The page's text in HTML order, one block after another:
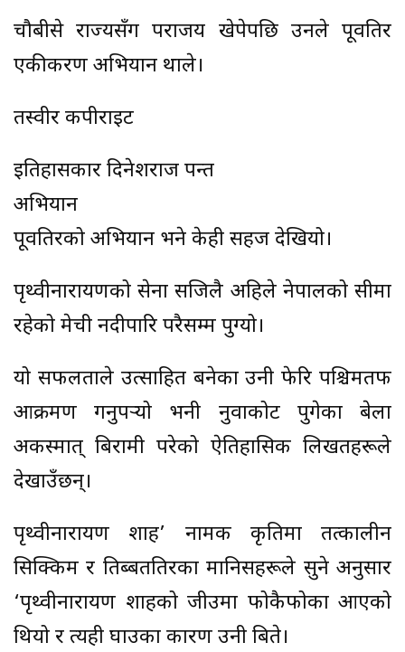
चौबीसे राज्यसँग पराजय खेपेपछि उनले पूर्वतिर
एकीकरण अभियान थाले।
तस्वीर कपीराइट
इतिहासकार दिनेशराज पन्त
अभियान
पूर्वतिरको अभियान भने केही सहज देखियो।
पृथ्वीनारायणको सेना सजिलै अहिले नेपालको सीमा
रहेको मेची नदीपारि परैसम्म पुग्यो।
यो सफलताले उत्साहित बनेका उनी फेरि पश्चिमतर्फ
आक्रमण गर्नुपर्‍यो भनी नुवाकोट पुगेका बेला
अकस्मात् बिरामी परेको ऐतिहासिक लिखतहरूले
देखाउँछन्।
पृथ्वीनारायण शाह’ नामक कृतिमा तत्कालीन
सिक्किम र तिब्बततिरका मानिसहरूले सुने अनुसार
‘पृथ्वीनारायण शाहको जीउमा फोकैफोका आएको
थियो र त्यही घाउका कारण उनी बिते।